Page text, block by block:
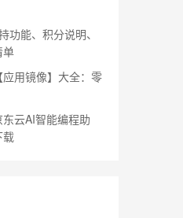
功能、积分说明、
单
用镜像】大全：零
云AI智能编程助
载